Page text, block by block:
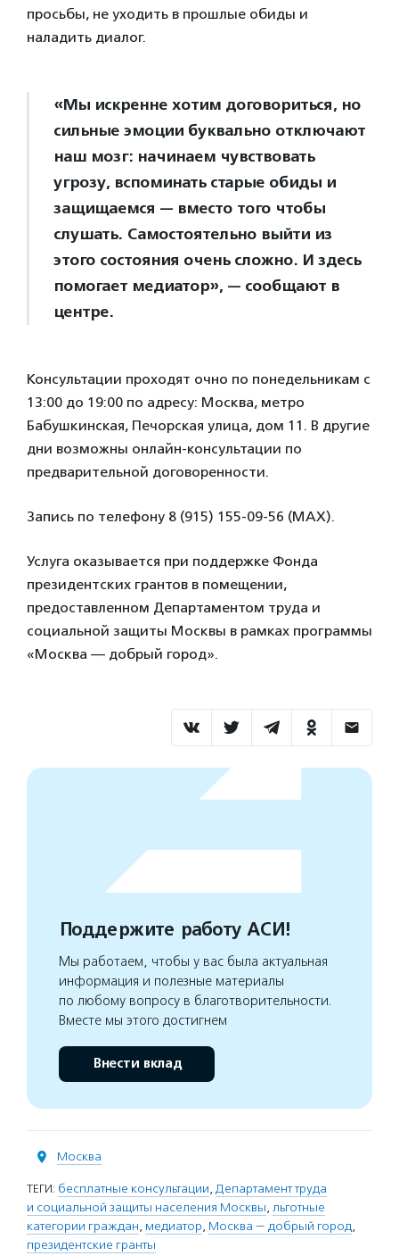
просьбы, не уходить в прошлые обиды и
наладить диалог.
«Мы искренне хотим договориться, но
сильные эмоции буквально отключают
наш мозг: начинаем чувствовать
угрозу, вспоминать старые обиды и
защищаемся — вместо того чтобы
слушать. Самостоятельно выйти из
этого состояния очень сложно. И здесь
помогает медиатор», — сообщают в
центре.
Консультации проходят очно по понедельникам с
13:00 до 19:00 по адресу: Москва, метро
Бабушкинская, Печорская улица, дом 11. В другие
дни возможны онлайн-консультации по
предварительной договоренности.
Запись по телефону 8 (915) 155-09-56 (MAX).
Услуга оказывается при поддержке Фонда
президентских грантов в помещении,
предоставленном Департаментом труда и
социальной защиты Москвы в рамках программы
«Москва — добрый город».
Поддержите работу АСИ!
Мы работаем, чтобы у вас была актуальная
информация и полезные материалы
по любому вопросу в благотворительности.
Вместе мы этого достигнем
Внести вклад
Москва
ТЕГИ: бесплатные консультации, Департамент труда
и социальной защиты населения Москвы, льготные
категории граждан, медиатор, Москва — добрый город,
президентские гранты